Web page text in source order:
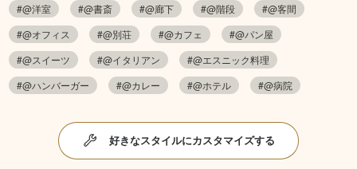
#@洋室
#@書斎 #@廊下 #@階段
#@客間
#@オフィス
#@別荘 #@カフェ
#@パン屋
#@スイーツ
#@イタリアン
#@エスニック料理
#@ハンバーガー
#@カレー #@ホテル #@病院
好きなスタイルにカスタマイズする